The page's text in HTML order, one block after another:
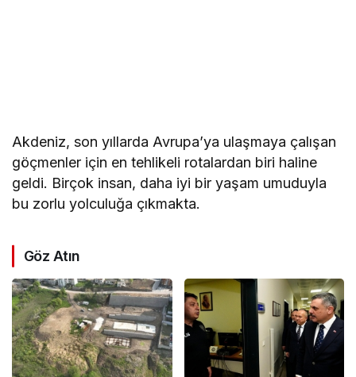
Akdeniz, son yıllarda Avrupa’ya ulaşmaya çalışan
göçmenler için en tehlikeli rotalardan biri haline
geldi. Birçok insan, daha iyi bir yaşam umuduyla
bu zorlu yolculuğa çıkmakta.
Göz Atın